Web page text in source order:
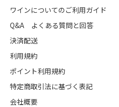
ワインについてのご利用ガイド
Q&A よくある質問と回答
決済配送
利用規約
ポイント利用規約
特定商取引法に基づく表記
会社概要